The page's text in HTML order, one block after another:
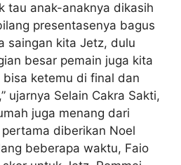
tau anak-anaknya dikasih
presentasenya bagus
saingan kita Jetz, dulu
besar pemain juga kita
bisa ketemu di final dan
ujarnya Selain Cakra Sakti,
juga menang dari
diberikan Noel
beberapa waktu, Faio